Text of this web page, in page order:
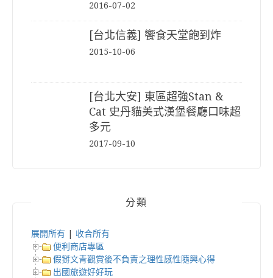
2016-07-02
[台北信義] 饗食天堂飽到炸
2015-10-06
[台北大安] 東區超強Stan &
Cat 史丹貓美式漢堡餐廳口味超
多元
2017-09-10
分類
展開所有
收合所有
便利商店專區
假掰文青觀賞後不負責之理性感性隨興心得
出國旅遊好好玩